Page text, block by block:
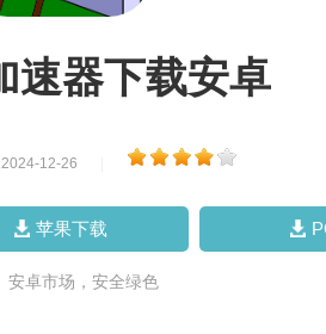
速器下载安卓
12-26
苹果下载
安卓市场，安全绿色